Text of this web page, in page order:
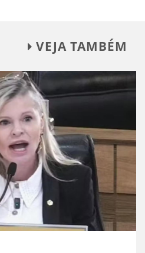
VEJA TAMBÉM